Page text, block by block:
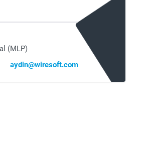
(MLP)
aydin@wiresoft.com